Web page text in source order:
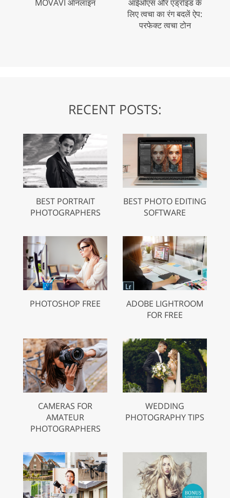
MOVAVI ऑनलाइन
आईओएस और एंड्रॉइड के
लिए त्वचा का रंग बदलें ऐप:
परफेक्ट त्वचा टोन
RECENT POSTS:
BEST PORTRAIT
PHOTOGRAPHERS
BEST PHOTO EDITING
SOFTWARE
PHOTOSHOP FREE
ADOBE LIGHTROOM
FOR FREE
CAMERAS FOR
AMATEUR
PHOTOGRAPHERS
WEDDING
PHOTOGRAPHY TIPS